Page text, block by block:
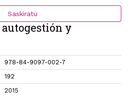
Saskiratu
y
978-84-9097-002-7
192
2015